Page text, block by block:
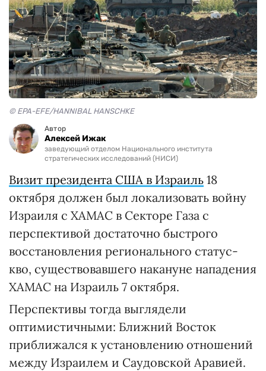
© EPA-EFE/HANNIBAL HANSCHKE
Автор
Алексей Ижак
заведующий отделом Национального института
стратегических исследований (НИСИ)
Визит президента США в Израиль 18
октября должен был локализовать войну
Израиля с ХАМАС в Секторе Газа с
перспективой достаточно быстрого
восстановления регионального статус-
кво, существовавшего накануне нападения
ХАМАС на Израиль 7 октября.
Перспективы тогда выглядели
оптимистичными: Ближний Восток
приближался к установлению отношений
между Израилем и Саудовской Аравией.